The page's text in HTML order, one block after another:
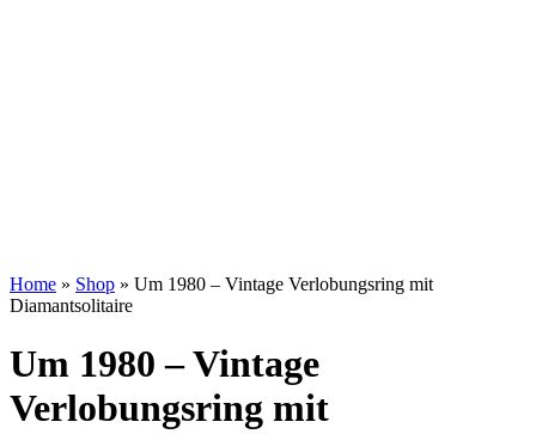
Home » Shop » Um 1980 – Vintage Verlobungsring mit
Diamantsolitaire
Um 1980 – Vintage
Verlobungsring mit